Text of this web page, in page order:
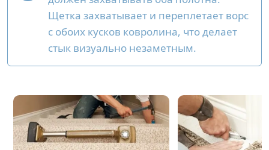
Щетка захватывает и переплетает ворс
с обоих кусков ковролина, что делает
стык визуально незаметным.